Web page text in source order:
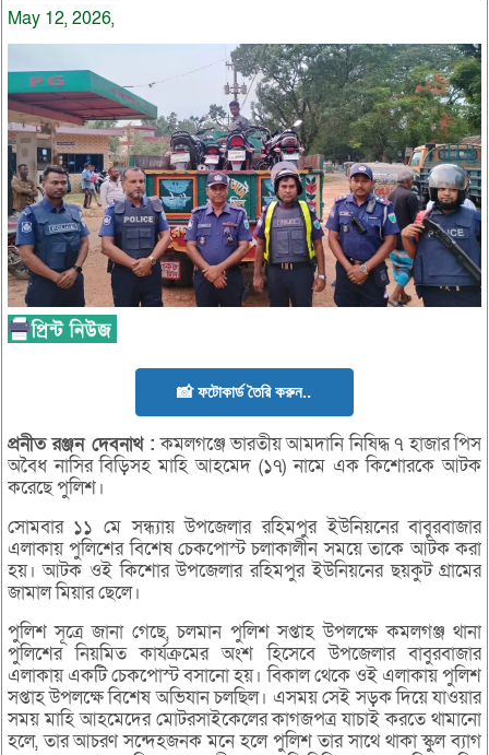
May 12, 2026,
📸 ফটোকার্ড তৈরি করুন..
প্রনীতরঞ্জন দেবনাথ : কমলগঞ্জে ভারতীয় আমদানি নিষিদ্ধ ৭ হাজার পিস
অবৈধ নাসির বিড়িসহ মাহি আহমেদ (১৭) নামে এক কিশোরকে আটক
করেছে পুলিশ।
সোমবার ১১ মে সন্ধ্যায় উপজেলার রহিমপুর ইউনিয়নের বাবুরবাজার
এলাকায় পুলিশের বিশেষ চেকপোস্ট চলাকালীন সময়ে তাকে আটক করা
হয়। আটক ওই কিশোর উপজেলার রহিমপুর ইউনিয়নের ছয়কুট গ্রামের
জামাল মিয়ার ছেলে।
পুলিশ সূত্রে জানা গেছে, চলমান পুলিশ সপ্তাহ উপলক্ষে কমলগঞ্জ থানা
পুলিশের নিয়মিত কার্যক্রমের অংশ হিসেবে উপজেলার বাবুরবাজার
এলাকায় একটি চেকপোস্ট বসানো হয়। বিকাল থেকে ওই এলাকায় পুলিশ
সপ্তাহ উপলক্ষে বিশেষ অভিযান চলছিল। এসময় সেই সড়ক দিয়ে যাওয়ার
সময় মাহি আহমেদের মোটরসাইকেলের কাগজপত্র যাচাই করতে থামানো
হলে, তার আচরণ সন্দেহজনক মনে হলে পুলিশ তার সাথে থাকা স্কুল ব্যাগ